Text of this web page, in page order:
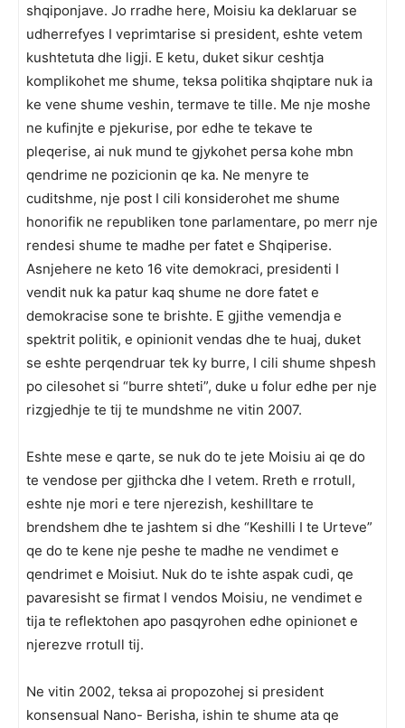
shqiponjave. Jo rradhe here, Moisiu ka deklaruar se
udherrefyes I veprimtarise si president, eshte vetem
kushtetuta dhe ligji. E ketu, duket sikur ceshtja
komplikohet me shume, teksa politika shqiptare nuk ia
ke vene shume veshin, termave te tille. Me nje moshe
ne kufinjte e pjekurise, por edhe te tekave te
pleqerise, ai nuk mund te gjykohet persa kohe mbn
qendrime ne pozicionin qe ka. Ne menyre te
cuditshme, nje post I cili konsiderohet me shume
honorifik ne republiken tone parlamentare, po merr nje
rendesi shume te madhe per fatet e Shqiperise.
Asnjehere ne keto 16 vite demokraci, presidenti I
vendit nuk ka patur kaq shume ne dore fatet e
demokracise sone te brishte. E gjithe vemendja e
spektrit politik, e opinionit vendas dhe te huaj, duket
se eshte perqendruar tek ky burre, I cili shume shpesh
po cilesohet si “burre shteti”, duke u folur edhe per nje
rizgjedhje te tij te mundshme ne vitin 2007.
Eshte mese e qarte, se nuk do te jete Moisiu ai qe do
te vendose per gjithcka dhe I vetem. Rreth e rrotull,
eshte nje mori e tere njerezish, keshilltare te
brendshem dhe te jashtem si dhe “Keshilli I te Urteve”
qe do te kene nje peshe te madhe ne vendimet e
qendrimet e Moisiut. Nuk do te ishte aspak cudi, qe
pavaresisht se firmat I vendos Moisiu, ne vendimet e
tija te reflektohen apo pasqyrohen edhe opinionet e
njerezve rrotull tij.
Ne vitin 2002, teksa ai propozohej si president
konsensual Nano- Berisha, ishin te shume ata qe